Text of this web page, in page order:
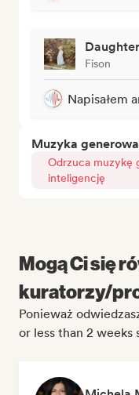
Fison
Napisałem
Muzyka
Odrzuca muzykę
inteligencję
Mogą Ci się
kuratorzy/
Ponieważ
or less than 2 weeks